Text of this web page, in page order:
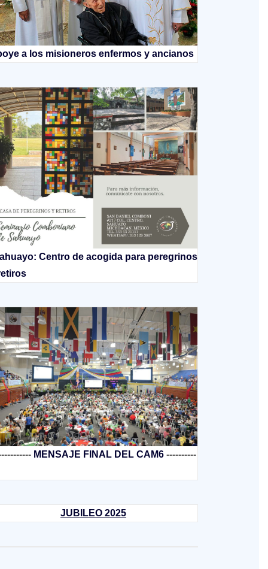
a los misioneros enfermos y ancianos
Centro de acogida para peregrinos
MENSAJE FINAL DEL CAM6 ----------
JUBILEO 2025